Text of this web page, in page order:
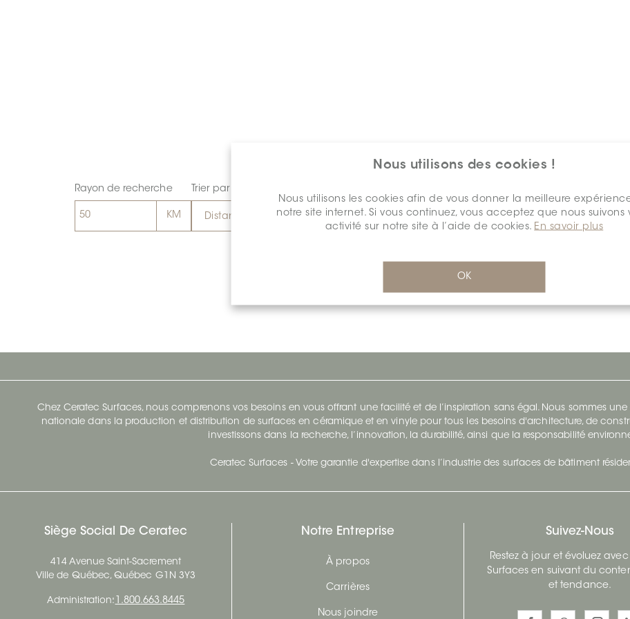
Nous utilisons des cookies !
Nous utilisons les cookies afin de vous donner la meilleure
notre site internet. Si vous continuez, vous acceptez que nous suivons
activité sur notre site à l’aide de cookies. En savoir plus
OK
Rayon de recherche Trier par
Distance
Chez Ceratec Surfaces, nous comprenons vos besoins en vous offrant une facilité et de l’inspiration sans égal. Nous sommes
nationale dans la production et distribution de surfaces en céramique et en vinyle pour tous les besoins d'architecture, de
investissons dans la recherche, l’innovation, la durabilité, ainsi que la responsabilité
Ceratec Surfaces - Votre garantie d'expertise dans l’industrie des surfaces de bâtiment
Siège Social De Ceratec
414 Avenue Saint-Sacrement
Ville de Québec, Québec G1N 3Y3
Administration: 1.800.663.8445
Notre Entreprise
À propos
Carrières
Nous joindre
Suivez-Nous
Restez à jour et évoluez
Surfaces en suivant du
et tendance.